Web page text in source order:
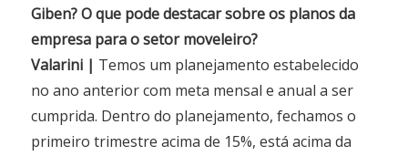
Giben? O que pode destacar sobre os planos da
empresa para o setor moveleiro?
Valarini | Temos um planejamento estabelecido
no ano anterior com meta mensal e anual a ser
cumprida. Dentro do planejamento, fechamos o
primeiro trimestre acima de 15%, está acima da